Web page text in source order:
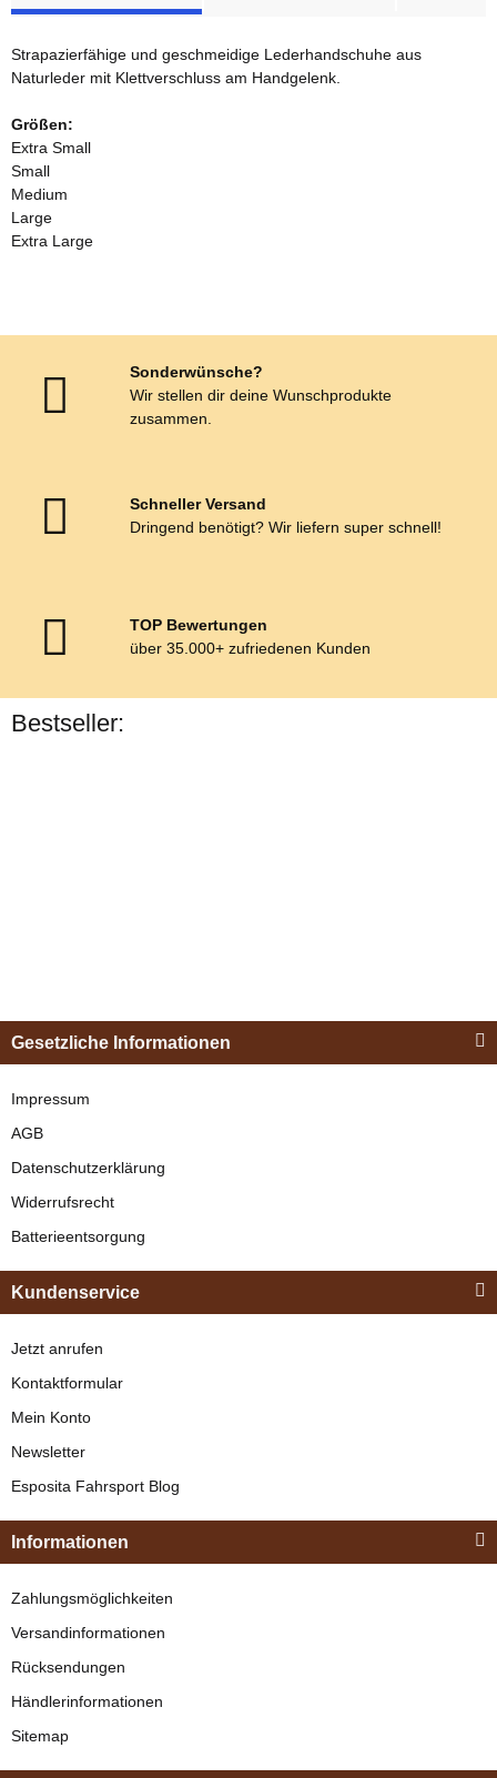
Strapazierfähige und geschmeidige Lederhandschuhe aus
Naturleder mit Klettverschluss am Handgelenk.
Größen:
Extra Small
Small
Medium
Large
Extra Large
Sonderwünsche?
Wir stellen dir deine Wunschprodukte
zusammen.
Schneller Versand
Dringend benötigt? Wir liefern super schnell!
TOP Bewertungen
über 35.000+ zufriedenen Kunden
Bestseller:
"Shettyglück"
"Shettyglück"
Braun
329,00 €*
Gesetzliche Informationen
Impressum
AGB
Datenschutzerklärung
Widerrufsrecht
Batterieentsorgung
Kundenservice
Jetzt anrufen
Kontaktformular
Mein Konto
Newsletter
Esposita Fahrsport Blog
Informationen
Zahlungsmöglichkeiten
Versandinformationen
Rücksendungen
Händlerinformationen
Sitemap